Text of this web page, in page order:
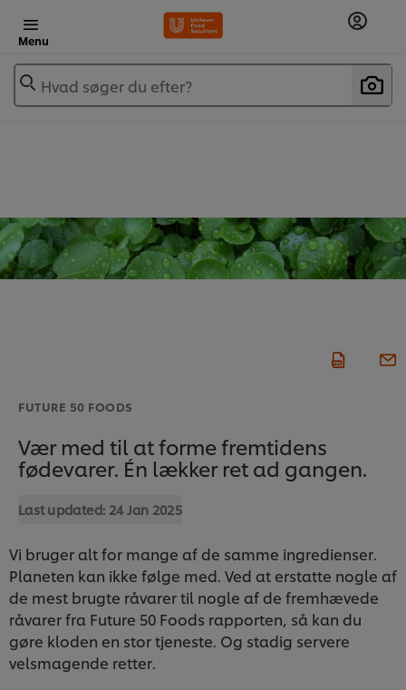
Menu
Hvad søger du efter?
FUTURE 50 FOODS
Vær med til at forme fremtidens
fødevarer. Én lækker ret ad gangen.
Last updated: 24 Jan 2025
Vi bruger alt for mange af de samme ingredienser.
Planeten kan ikke følge med. Ved at erstatte nogle af
de mest brugte råvarer til nogle af de fremhævede
råvarer fra Future 50 Foods rapporten, så kan du
gøre kloden en stor tjeneste. Og stadig servere
velsmagende retter.